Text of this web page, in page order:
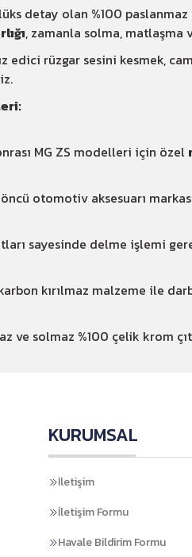
detay olan %100
, zamanla solma, matlaşma
edici rüzgar sesini kesmek,
MG ZS modelleri için özel
otomotiv aksesuarı
sayesinde delme işlemi
kırılmaz malzeme ile
ve solmaz %100 çelik krom
KURUMSAL
İletişim
İletişim Formu
Havale Bildirim Formu